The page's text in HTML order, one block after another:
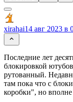
xirahai14 авг 2023 в
Последние лет
блокировкой
рутованный.
там пока что с
коробки", но